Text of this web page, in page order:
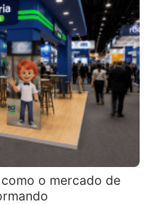
o mercado de